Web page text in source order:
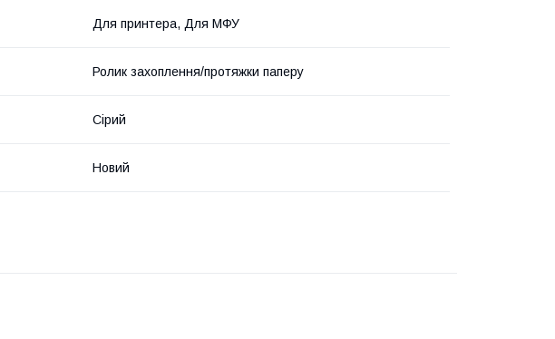
Для принтера, Для МФУ
Ролик захоплення/протяжки паперу
Сірий
Новий